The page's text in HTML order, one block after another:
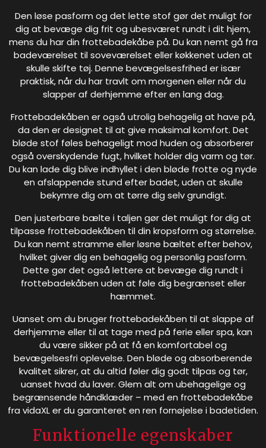
Den løse pasform og det lette stof gør det muligt for
dig at bevæge dig frit og ubesværet rundt i dit hjem,
mens du har din frottebadekåbe på. Du kan nemt gå fra
badeværelset til soveværelset eller køkkenet uden at
skulle skifte tøj. Denne bevægelsesfrihed er især
praktisk, når du har travlt om morgenen eller når du
slapper af derhjemme efter en lang dag.
Frottebadekåben er også utrolig behagelig at have på,
da den er designet til at give maksimal komfort. Det
bløde stof føles behageligt mod huden og absorberer
også overskydende fugt, hvilket holder dig varm og tør.
Du kan lade dig blive indhyllet i den bløde frotte og nyde
en afslappende stund efter badet, uden at skulle
bekymre dig om at tørre dig selv grundigt.
Den justerbare bælte i taljen gør det muligt for dig at
tilpasse frottebadekåben til din kropsform og størrelse.
Du kan nemt stramme eller løsne bæltet efter behov,
hvilket giver dig en behagelig og personlig pasform.
Dette gør det også lettere at bevæge dig rundt i
frottebadekåben uden at føle dig begrænset eller
hæmmet.
Uanset om du bruger frottebadekåben til at slappe af
derhjemme eller til at tage med på ferie eller spa, kan
du være sikker på at få en komfortabel og
bevægelsesfri oplevelse. Den bløde og absorberende
kvalitet sikrer, at du altid føler dig godt tilpas og tør,
uanset hvad du laver. Glem alt om ubehagelige og
begrænsende håndklæder – med en frottebadekåbe
fra vidaXL er du garanteret en ren fornøjelse i badetiden.
Funktionelle egenskaber